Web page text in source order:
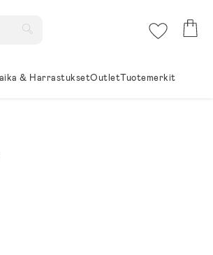
& HarrastuksetOutletTuotemerkit